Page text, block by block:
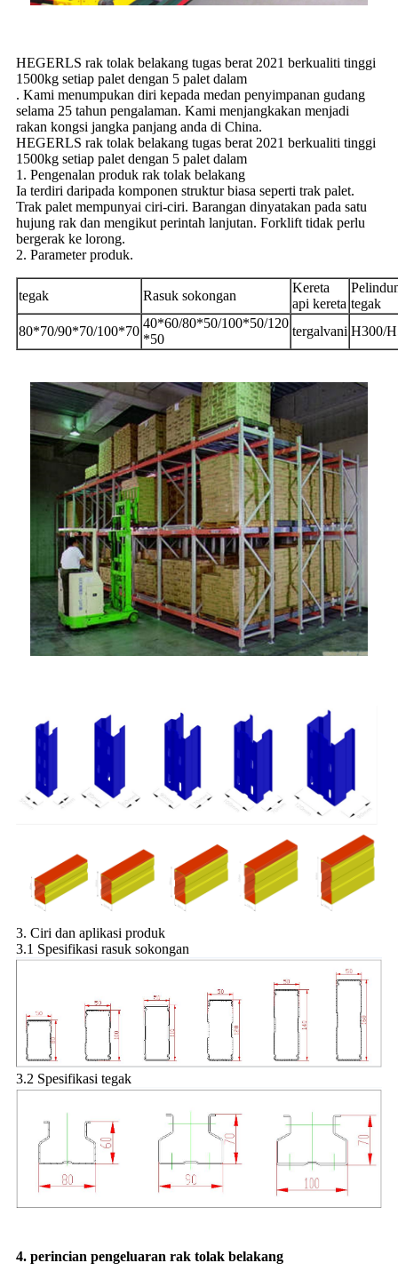
HEGERLS rak tolak belakang tugas berat 2021 berkualiti tinggi
1500kg setiap palet dengan 5 palet dalam
. Kami menumpukan diri kepada medan penyimpanan gudang
selama 25 tahun pengalaman. Kami menjangkakan menjadi
rakan kongsi jangka panjang anda di China.
HEGERLS rak tolak belakang tugas berat 2021 berkualiti tinggi
1500kg setiap palet dengan 5 palet dalam
1. Pengenalan produk rak tolak belakang
Ia terdiri daripada komponen struktur biasa seperti trak palet.
Trak palet mempunyai ciri-ciri. Barangan dinyatakan pada satu
hujung rak dan mengikut perintah lanjutan. Forklift tidak perlu
bergerak ke lorong.
2. Parameter produk.
tegak Rasuk sokongan
Kereta
api kereta tegak
80*70/90*70/100*70
40*60/80*50/100*50/120
*50
tergalvani H300/
3. Ciri dan aplikasi produk
3.1 Spesifikasi rasuk sokongan
3.2 Spesifikasi tegak
4. perincian pengeluaran rak tolak belakang